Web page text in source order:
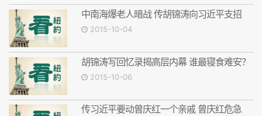
中南海爆老人暗战 传胡锦涛向习近平支招
2015-10-04
胡锦涛写回忆录揭高层内幕 谁最寝食难安？
2015-10-06
传习近平要动曾庆红一个亲戚 曾庆红危急